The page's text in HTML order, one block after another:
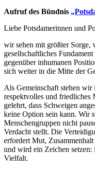
Aufruf des Bündnis
Liebe Potsdamerinnen und
wir sehen mit größter Sorge,
gesellschaftliches
gegenüber inhumanen
sich weiter in die Mitte der
Als Gemeinschaft stehen
respektvolles und friedliches
gelehrt, dass Schweigen
keine Option sein kann. Wir
Menschengruppen nicht
Verdacht stellt. Die
erfordert Mut,
und wird ein Zeichen
Vielfalt.